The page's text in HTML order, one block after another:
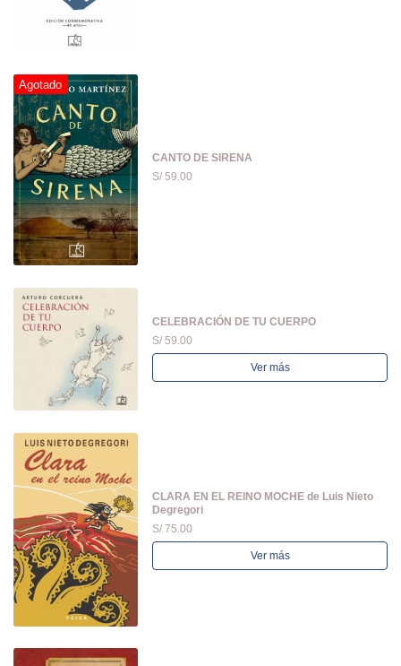
Agotado
CANTO DE SIRENA
S/ 59.00
CELEBRACIÓN DE TU CUERPO
S/ 59.00
Ver más
CLARA EN EL REINO MOCHE de Luis Nieto
Degregori
S/ 75.00
Ver más